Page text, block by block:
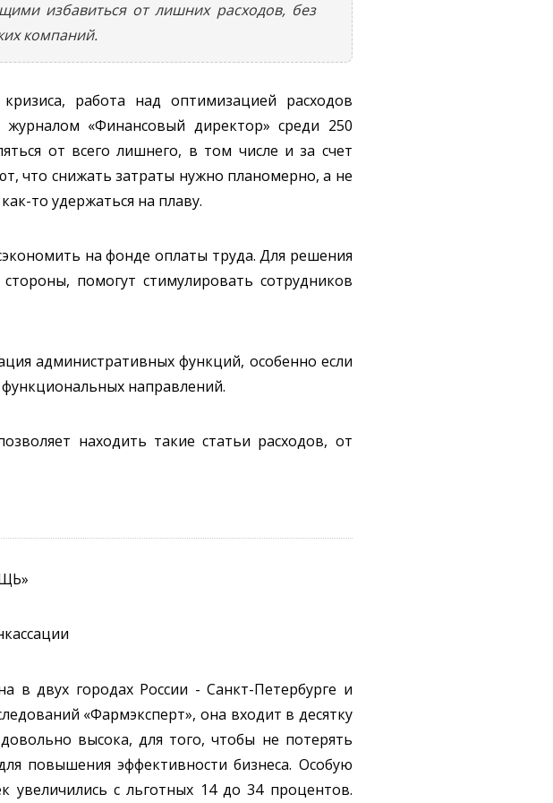
избавиться от лишних расходов, без
компаний.
работа над оптимизацией расходов
журналом «Финансовый директор» среди 250
от всего лишнего, в том числе и за счет
что снижать затраты нужно планомерно, а не
то удержаться на плаву.
на фонде оплаты труда. Для решения
помогут стимулировать сотрудников
административных функций, особенно если
направлений.
находить такие статьи расходов, от
в двух городах России - Санкт-Петербурге и
«Фармэксперт», она входит в десятку
высока, для того, чтобы не потерять
повышения эффективности бизнеса. Особую
увеличились с льготных 14 до 34 процентов.